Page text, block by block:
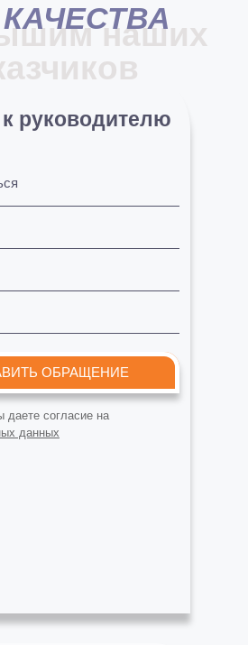
руководителю
ОБРАЩЕНИЕ
даете согласие на
данных
наших